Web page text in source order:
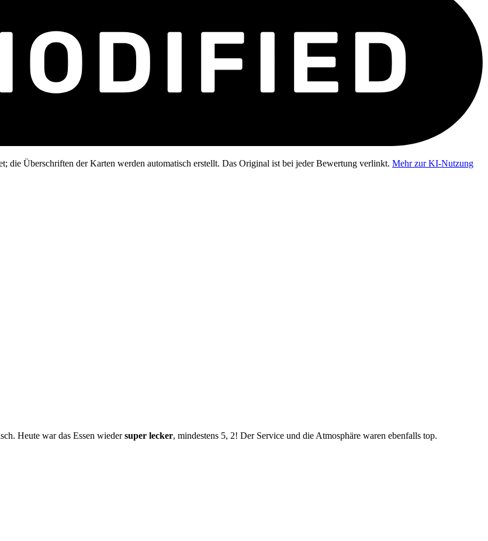
die Überschriften der Karten werden automatisch erstellt. Das Original ist bei jeder Bewertung verlinkt. Mehr zur KI-Nutzung
Heute war das Essen wiedersuper lecker, mindestens 5, 2! Der Service und die Atmosphäre waren ebenfalls top.